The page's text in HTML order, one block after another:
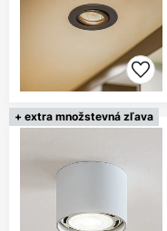
+ extra množstevná zľava